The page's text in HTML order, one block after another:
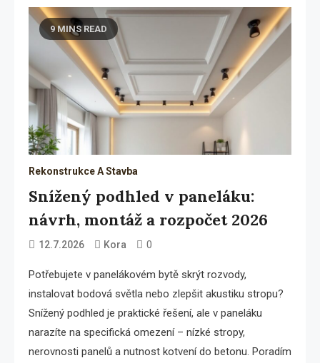
9 MINS READ
Rekonstrukce A Stavba
Snížený podhled v paneláku:
návrh, montáž a rozpočet 2026
12.7.2026 Kora 0
Potřebujete v panelákovém bytě skrýt rozvody,
instalovat bodová světla nebo zlepšit akustiku stropu?
Snížený podhled je praktické řešení, ale v paneláku
narazíte na specifická omezení – nízké stropy,
nerovnosti panelů a nutnost kotvení do betonu. Poradím